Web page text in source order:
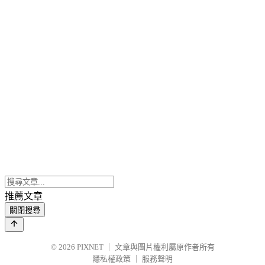
推薦文章
關閉搜尋
© 2026 PIXNET
文章與圖片權利屬原作者所有
隱私權政策
服務聲明